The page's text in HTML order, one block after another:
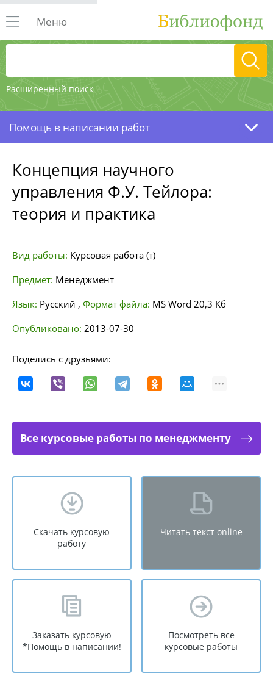
Расширенный поиск
Меню
Помощь в написании работ
Концепция научного
управления Ф.У. Тейлора:
теория и практика
Вид работы: Курсовая работа (т)
Предмет: Менеджмент
Язык: Русский , Формат файла: MS Word 20,3 Кб
Опубликовано: 2013-07-30
Поделись с друзьями:
Все курсовые работы по менеджменту
Скачать курсовую
работу
Читать текст online
Заказать курсовую
*Помощь в написании!
Посмотреть все
курсовые работы